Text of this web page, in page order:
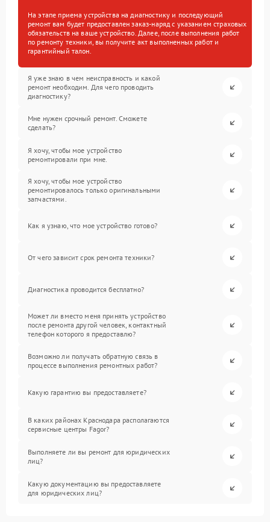
На этапе приема устройства на диагностику и последующий
ремонт вам будет предоставлен заказ-наряд с указанием страховых
обязательств на ваше устройство. Далее, после выполнения работ
по ремонту техники, вы получите акт выполненных работ и
гарантийный талон.
Я уже знаю в чем неисправность и какой
ремонт необходим. Для чего проводить
диагностику?
Мне нужен срочный ремонт. Сможете
сделать?
Я хочу, чтобы мое устройство
ремонтировали при мне.
Я хочу, чтобы мое устройство
ремонтировалось только оригинальными
запчастями.
Как я узнаю, что мое устройство готово?
От чего зависит срок ремонта техники?
Диагностика проводится бесплатно?
Может ли вместо меня принять устройство
после ремонта другой человек, контактный
телефон которого я предоставлю?
Возможно ли получать обратную связь в
процессе выполнения ремонтных работ?
Какую гарантию вы предоставляете?
В каких районах Краснодара располагаются
сервисные центры Fagor?
Выполняете ли вы ремонт для юридических
лиц?
Какую документацию вы предоставляете
для юридических лиц?